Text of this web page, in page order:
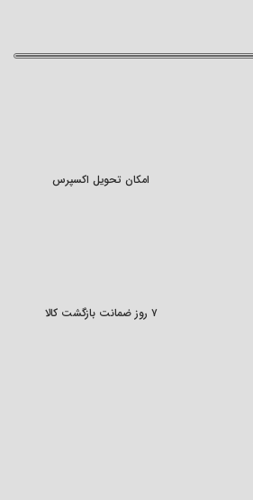
امکان تحویل اکسپرس
۷ روز ضمانت بازگشت کالا